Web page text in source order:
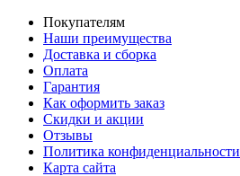
Покупателям
Наши преимущества
Доставка и сборка
Оплата
Гарантия
Как оформить заказ
Скидки и акции
Отзывы
Политика конфиденциальности
Карта сайта